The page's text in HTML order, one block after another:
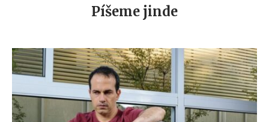
Píšeme jinde